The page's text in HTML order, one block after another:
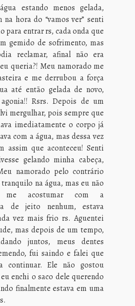
estando menos gelada,
na hora do “vamos ver” senti
para entrar rs, cada onda que
gemido de sofrimento, mas
reclamar, afinal não era
queria?! Meu namorado me
e me derrubou a força
até então gelada de novo,
Rsrs. Depois de um
mergulhar, pois sempre que
imediatamente o corpo já
com a água, mas dessa vez
assim que aconteceu! Senti
gelando minha cabeça,
namorado pelo contrário
na água, mas eu não
me acostumar com a
de jeito nenhum, estava
vez mais frio rs. Aguentei
mas depois de um tempo,
juntos, meus dentes
fui saindo e falei que
continuar. Ele não gostou
enchi o saco dele querendo
finalmente estava em uma